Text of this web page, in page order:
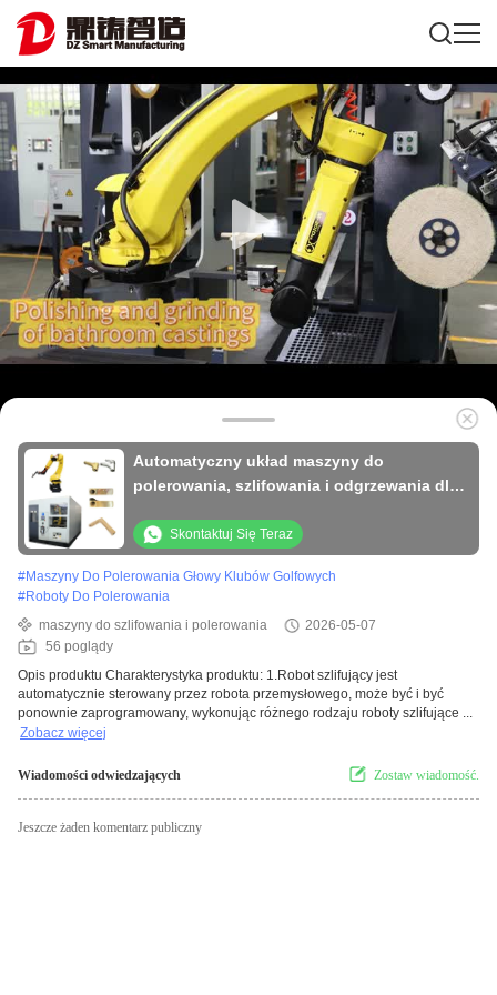
Automatyczny układ maszyny do
polerowania, szlifowania i odgrzewania dla
Skontaktuj Się Teraz
#Maszyny Do Polerowania Głowy Klubów Golfowych
#Roboty Do Polerowania
maszyny do szlifowania i polerowania
2026-05-07
56 poglądy
Opis produktu Charakterystyka produktu: 1.Robot szlifujący jest
automatycznie sterowany przez robota przemysłowego, może być i być
ponownie zaprogramowany, wykonując różnego rodzaju roboty szlifujące ...
Zobacz więcej
Wiadomości odwiedzających Zostaw wiadomość.
Jeszcze żaden komentarz publiczny